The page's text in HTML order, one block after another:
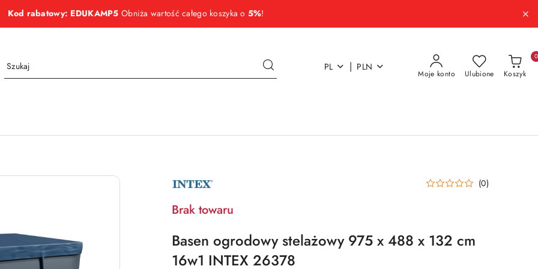
Kod rabatowy: EDUKAMP5 Obniża wartość całego koszyka o 5%!
PL | PLN
Moje konto Ulubione Koszyk
0
NAZWA
PRODUCENTA: (0)
Brak towaru
Basen ogrodowy stelażowy 975 x 488 x 132 cm
16w1 INTEX 26378